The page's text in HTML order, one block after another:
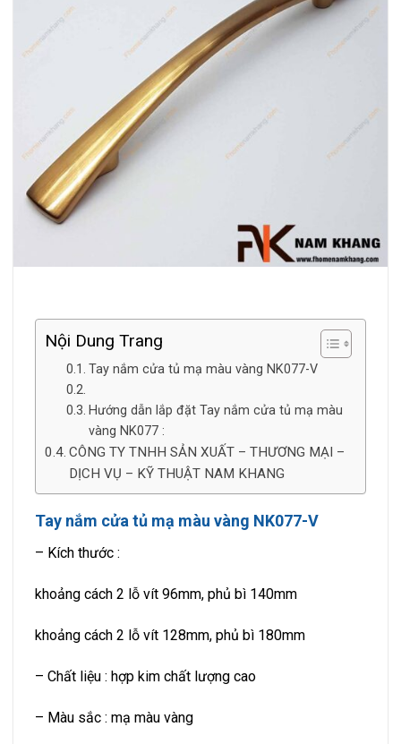
Nội Dung Trang
Tay nắm cửa tủ mạ màu vàng NK077-V
Hướng dẫn lắp đặt Tay nắm cửa tủ mạ màu
vàng NK077 :
CÔNG TY TNHH SẢN XUẤT – THƯƠNG MẠI –
DỊCH VỤ – KỸ THUẬT NAM KHANG
Tay nắm cửa tủ mạ màu vàng NK077-V
– Kích thước :
khoảng cách 2 lỗ vít 96mm, phủ bì 140mm
khoảng cách 2 lỗ vít 128mm, phủ bì 180mm
– Chất liệu : hợp kim chất lượng cao
– Màu sắc : mạ màu vàng